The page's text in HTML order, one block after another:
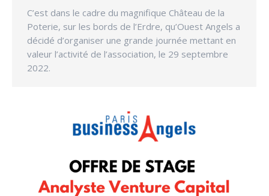
C’est dans le cadre du magnifique Château de la
Poterie, sur les bords de l’Erdre, qu’Ouest Angels a
décidé d’organiser une grande journée mettant en
valeur l’activité de l’association, le 29 septembre
2022.